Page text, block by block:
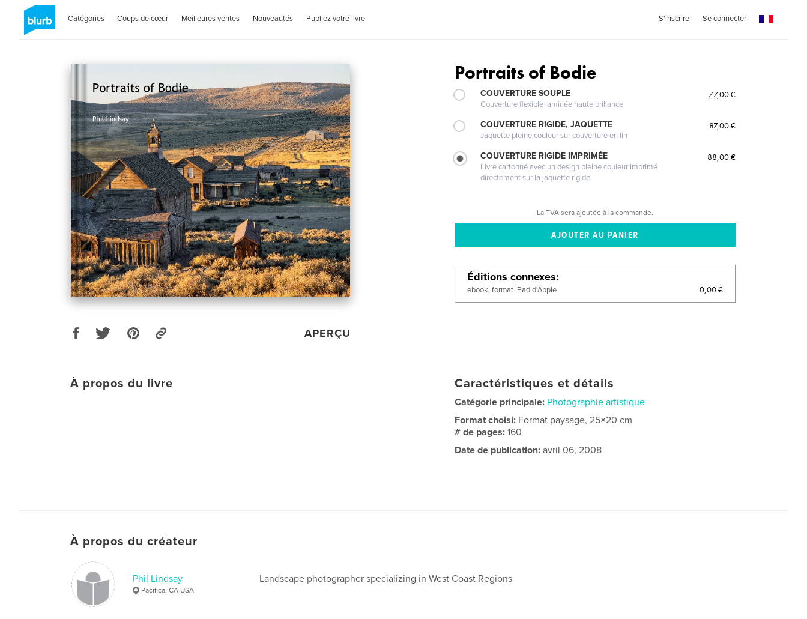
Catégories Coups de cœur Meilleures ventes Nouveautés Publiez votre livre S'inscrire Se connecter
APERÇU
Portraits of Bodie
COUVERTURE SOUPLE
Couverture flexible laminée haute brillance
77,00 €
COUVERTURE RIGIDE, JAQUETTE
Jaquette pleine couleur sur couverture en lin
87,00 €
COUVERTURE RIGIDE IMPRIMÉE
Livre cartonné avec un design pleine couleur imprimé
directement sur la jaquette rigide
88,00 €
La TVA sera ajoutée à la commande.
Éditions connexes
ebook, format iPad d'Apple 0,00 €
À propos du livre Caractéristiques et détails
Catégorie principale: Photographie artistique
Format choisi: Format paysage, 25×20 cm
# de pages:160
Date de publication: avril 06, 2008
À propos du créateur
Phil Lindsay
Pacifica, CA USA
Landscape photographer specializing in West Coast Regions